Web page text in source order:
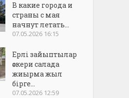
В какие города и
страны с мая
начнут летать...
07.05.2026 16:15
Ерлі зайыптылар
әскери салада
жиырма жыл
бірге...
07.05.2026 12:59